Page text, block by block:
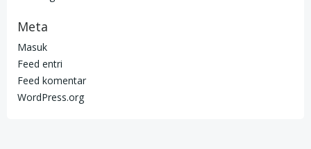
Meta
Masuk
Feed entri
Feed komentar
WordPress.org